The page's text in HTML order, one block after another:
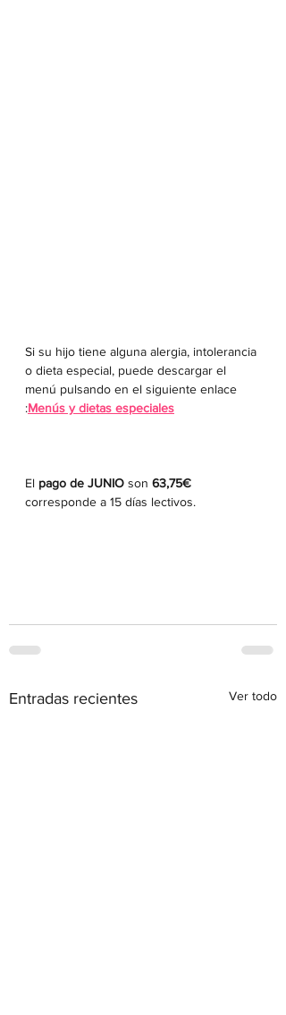
Si su hijo tiene alguna alergia, intolerancia
o dieta especial, puede descargar el
menú pulsando en el siguiente enlace
:Menús y dietas especiales
El pago de JUNIO son 63,75€
corresponde a 15 días lectivos.
Entradas recientes Ver todo